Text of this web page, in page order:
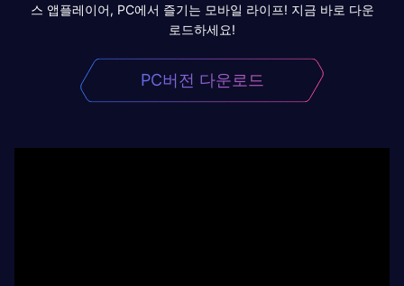
스 앱플레이어, PC에서 즐기는 모바일 라이프! 지금 바로 다운
로드하세요!
PC버전 다운로드